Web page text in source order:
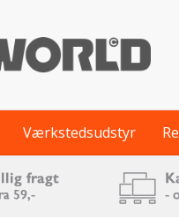
Værkstedsudstyr